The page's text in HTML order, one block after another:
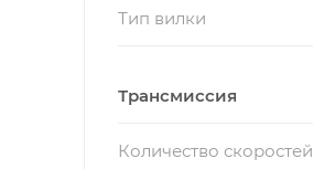
Тип вилки
Трансмиссия
Количество скоростей